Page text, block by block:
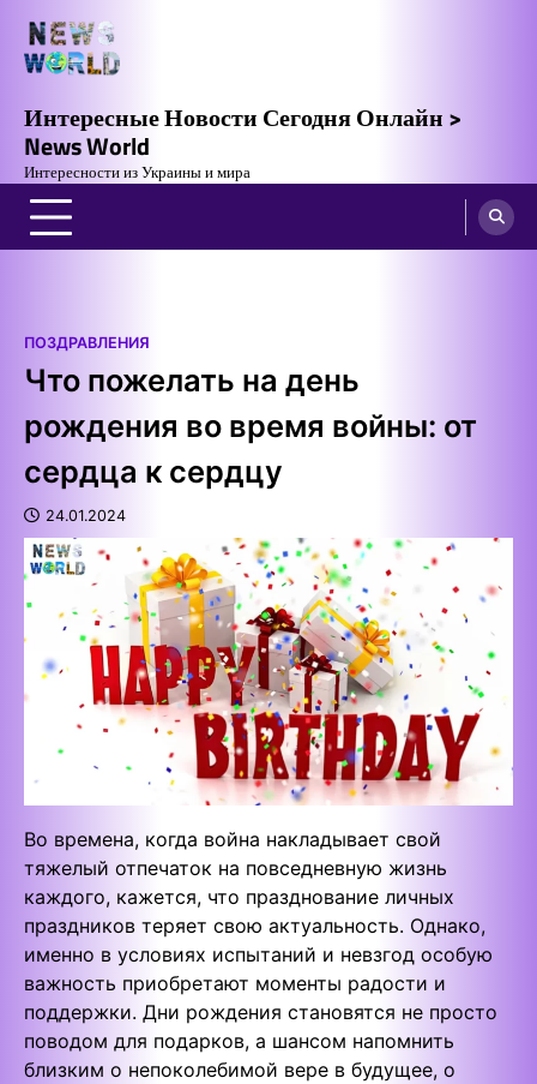
content
Интересные Новости Сегодня Онлайн >
News World
Интересности из Украины и мира
ПОЗДРАВЛЕНИЯ
Что пожелать на день
рождения во время войны: от
сердца к сердцу
24.01.2024
Во времена, когда война накладывает свой
тяжелый отпечаток на повседневную жизнь
каждого, кажется, что празднование личных
праздников теряет свою актуальность. Однако,
именно в условиях испытаний и невзгод особую
важность приобретают моменты радости и
поддержки. Дни рождения становятся не просто
поводом для подарков, а шансом напомнить
близким о непоколебимой вере в будущее, о